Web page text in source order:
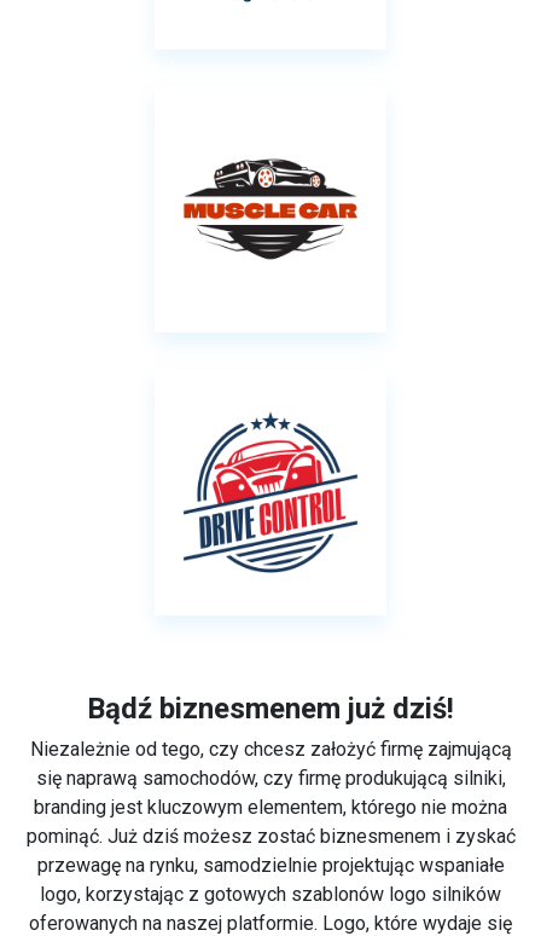
Bądź biznesmenem już dziś!
Niezależnie od tego, czy chcesz założyć firmę zajmującą
się naprawą samochodów, czy firmę produkującą silniki,
branding jest kluczowym elementem, którego nie można
pominąć. Już dziś możesz zostać biznesmenem i zyskać
przewagę na rynku, samodzielnie projektując wspaniałe
logo, korzystając z gotowych szablonów logo silników
oferowanych na naszej platformie. Logo, które wydaje się